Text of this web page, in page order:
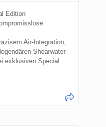
Edition
Air-Integration,
Shearwater-
exklusiven Special